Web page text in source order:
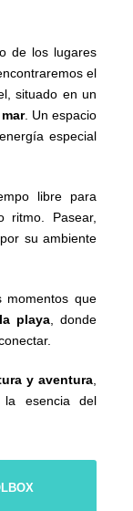
de los lugares
el
situado en un
. Un espacio
especial
libre para
ritmo. Pasear,
su ambiente
momentos que
playa, donde
y aventura
la esencia del